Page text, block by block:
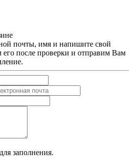
почты, имя и напишите свой
после проверки и отправим Вам
заполнения.